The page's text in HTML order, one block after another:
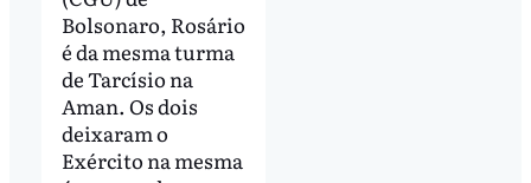
Bolsonaro, Rosário
é da mesma turma
de Tarcísio na
Aman. Os dois
deixaram o
Exército na mesma